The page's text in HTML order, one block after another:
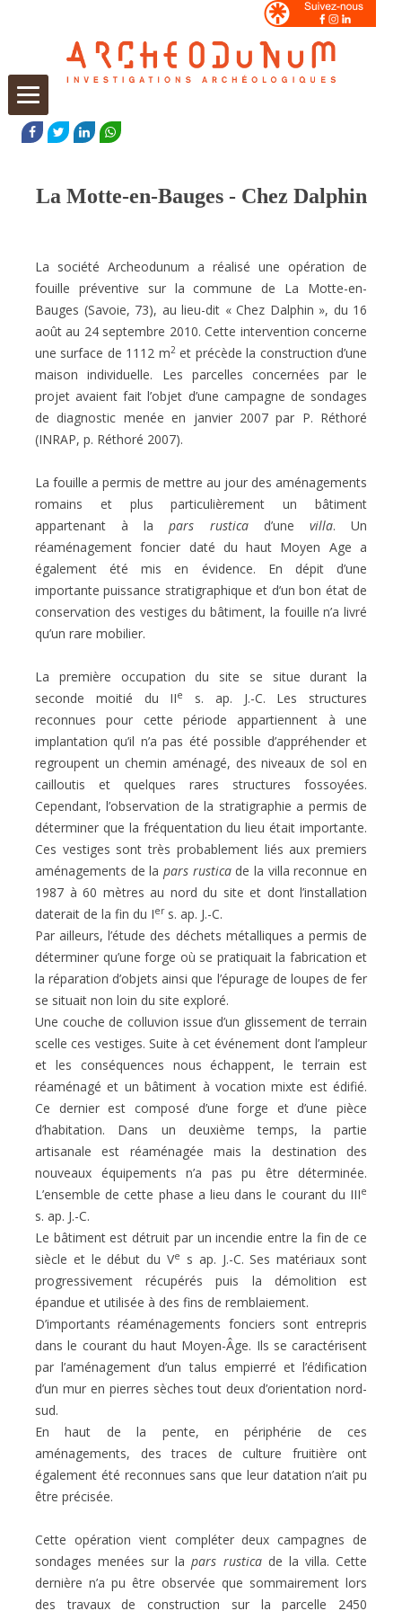
FACEBOOK
TWITTERLINKEDIN
La Motte-en-Bauges - Chez Dalphin
La société Archeodunum a réalisé une opération de
fouille préventive sur la commune de La Motte-en-
Bauges (Savoie, 73), au lieu-dit « Chez Dalphin », du 16
août au 24 septembre 2010. Cette intervention concerne
une surface de 1112 m2et précède la construction d’une
maison individuelle. Les parcelles concernées par le
projet avaient fait l’objet d’une campagne de sondages
de diagnostic menée en janvier 2007 par P. Réthoré
(INRAP, p. Réthoré 2007).
La fouille a permis de mettre au jour des aménagements
romains et plus particulièrement un bâtiment
appartenant à lapars rusticad’une villa. Un
réaménagement foncier daté du haut Moyen Age a
également été mis en évidence. En dépit d’une
importante puissance stratigraphique et d’un bon état de
conservation des vestiges du bâtiment, la fouille n’a livré
qu’un rare mobilier.
La première occupation du site se situe durant la
seconde moitié du IIe
s. ap. J.-C. Les structures
reconnues pour cette période appartiennent à une
implantation qu’il n’a pas été possible d’appréhender et
regroupent un chemin aménagé, des niveaux de sol en
cailloutis et quelques rares structures fossoyées.
Cependant, l’observation de la stratigraphie a permis de
déterminer que la fréquentation du lieu était importante.
Ces vestiges sont très probablement liés aux premiers
aménagements de la pars rusticade la villa reconnue en
1987 à 60 mètres au nord du site et dont l’installation
daterait de la fin du Iers. ap. J.-C.
Par ailleurs, l’étude des déchets métalliques a permis de
déterminer qu’une forge où se pratiquait la fabrication et
la réparation d’objets ainsi que l’épurage de loupes de fer
se situait non loin du site exploré.
Une couche de colluvion issue d’un glissement de terrain
scelle ces vestiges. Suite à cet événement dont l’ampleur
et les conséquences nous échappent, le terrain est
réaménagé et un bâtiment à vocation mixte est édifié.
Ce dernier est composé d’une forge et d’une pièce
d’habitation. Dans un deuxième temps, la partie
artisanale est réaménagée mais la destination des
nouveaux équipements n’a pas pu être déterminée.
L’ensemble de cette phase a lieu dans le courant du IIIe
s. ap. J.-C.
Le bâtiment est détruit par un incendie entre la fin de ce
siècle et le début du Ve
s ap. J.-C. Ses matériaux sont
progressivement récupérés puis la démolition est
épandue et utilisée à des fins de remblaiement.
D’importants réaménagements fonciers sont entrepris
dans le courant du haut Moyen-Âge. Ils se caractérisent
par l’aménagement d’un talus empierré et l’édification
d’un mur en pierres sèches tout deux d’orientation nord-
sud.
En haut de la pente, en périphérie de ces
aménagements, des traces de culture fruitière ont
également été reconnues sans que leur datation n’ait pu
être précisée.
Cette opération vient compléter deux campagnes de
sondages menées sur lapars rusticade la villa. Cette
dernière n’a pu être observée que sommairement lors
des travaux de construction sur la parcelle 2450